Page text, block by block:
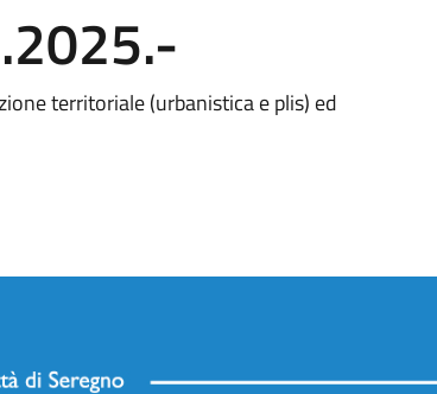
territoriale (urbanistica e plis) ed